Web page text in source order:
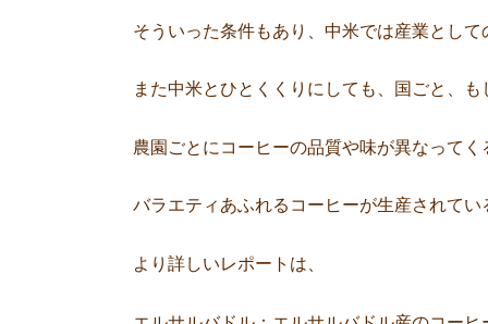
そういった条件もあり、中米では産業とし
また中米とひとくくりにしても、国ごと、
農園ごとにコーヒーの品質や味が異なって
バラエティあふれるコーヒーが生産されて
より詳しいレポートは、